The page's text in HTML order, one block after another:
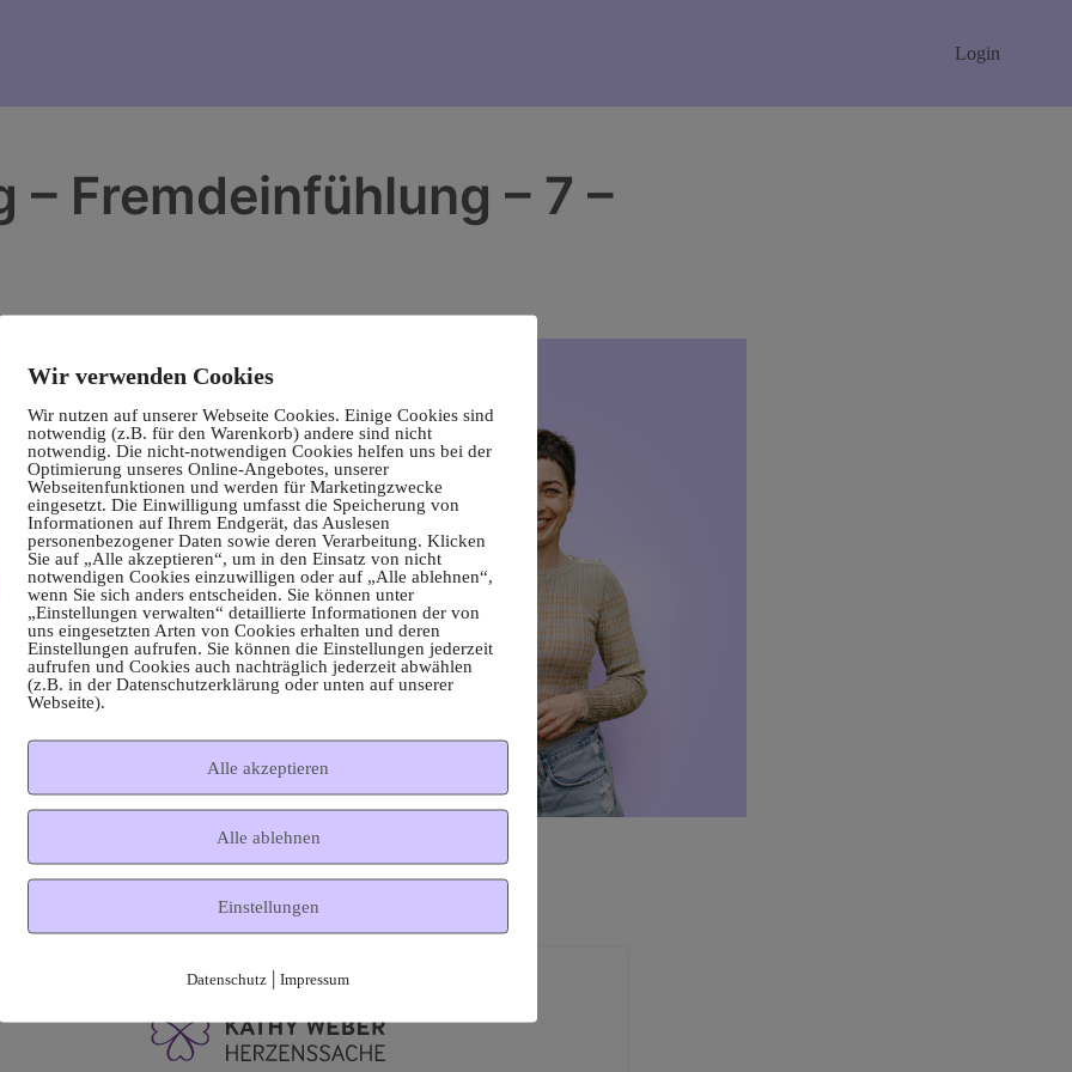
Login
– Fremdeinfühlung – 7 –
Wir verwenden Cookies
Wir nutzen auf unserer Webseite Cookies. Einige Cookies sind
notwendig (z.B. für den Warenkorb) andere sind nicht
notwendig. Die nicht-notwendigen Cookies helfen uns bei der
Optimierung unseres Online-Angebotes, unserer
Webseitenfunktionen und werden für Marketingzwecke
eingesetzt. Die Einwilligung umfasst die Speicherung von
Informationen auf Ihrem Endgerät, das Auslesen
personenbezogener Daten sowie deren Verarbeitung. Klicken
Sie auf „Alle akzeptieren“, um in den Einsatz von nicht
notwendigen Cookies einzuwilligen oder auf „Alle ablehnen“,
wenn Sie sich anders entscheiden. Sie können unter
„Einstellungen verwalten“ detaillierte Informationen der von
uns eingesetzten Arten von Cookies erhalten und deren
Einstellungen aufrufen. Sie können die Einstellungen jederzeit
aufrufen und Cookies auch nachträglich jederzeit abwählen
(z.B. in der Datenschutzerklärung oder unten auf unserer
Webseite).
Alle akzeptieren
Alle ablehnen
Einstellungen
Datenschutz | Impressum